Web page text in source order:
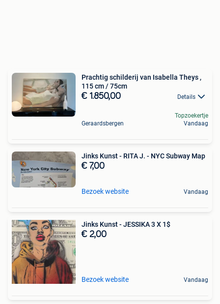
Prachtig schilderij van Isabella Theys ,
115 cm / 75cm
€ 1.850,00 Details
Geraardsbergen
Topzoekertje
Vandaag
Jinks Kunst - RITA J. - NYC Subway Map
€ 7,00
Bezoek website Vandaag
Jinks Kunst - JESSIKA 3 X 1$
€ 2,00
Bezoek website Vandaag